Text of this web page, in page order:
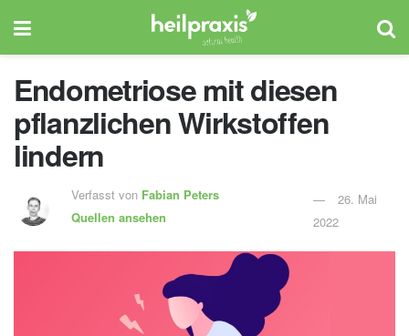
Endometriose mit diesen
pflanzlichen Wirkstoffen
lindern
Verfasst von Fabian Peters
Quellen ansehen
26. Mai
2022